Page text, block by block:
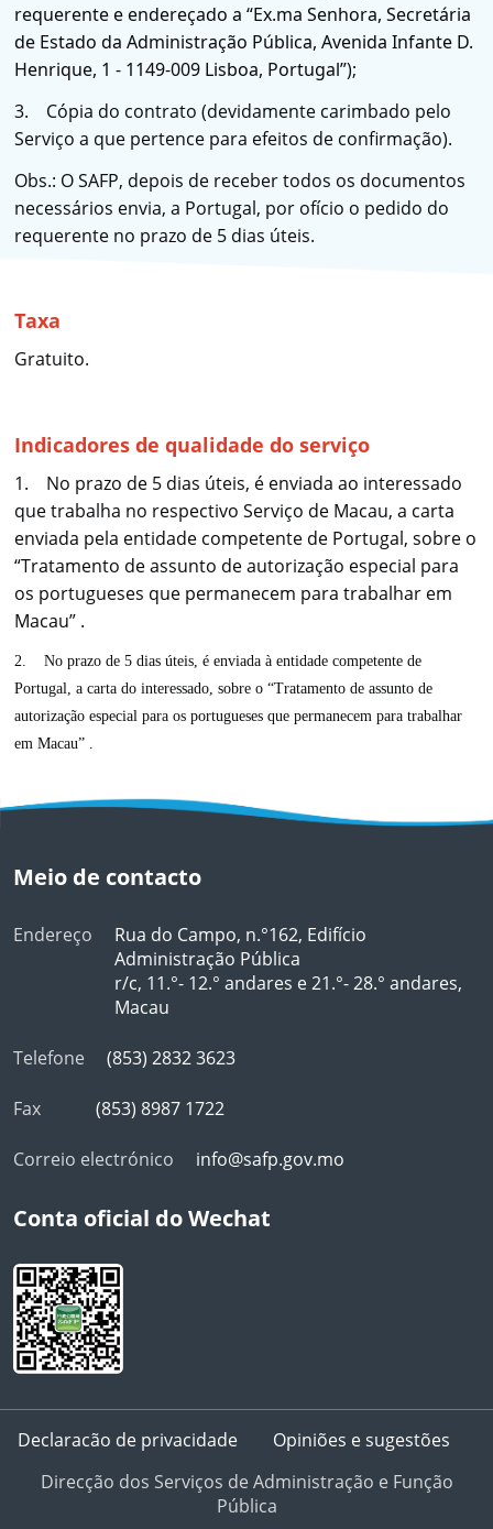
requerente e endereçado a “Ex.ma Senhora, Secretária
de Estado da Administração Pública, Avenida Infante D.
Henrique, 1 - 1149-009 Lisboa, Portugal”);
3. Cópia do contrato (devidamente carimbado pelo
Serviço a que pertence para efeitos de confirmação).
Obs.: O SAFP, depois de receber todos os documentos
necessários envia, a Portugal, por ofício o pedido do
requerente no prazo de 5 dias úteis.
Taxa
Gratuito.
Indicadores de qualidade do serviço
1. No prazo de 5 dias úteis, é enviada ao interessado
que trabalha no respectivo Serviço de Macau, a carta
enviada pela entidade competente de Portugal, sobre o
“Tratamento de assunto de autorização especial para
os portugueses que permanecem para trabalhar em
Macau” .
2. No prazo de 5 dias úteis, é enviada à entidade competente de
Portugal, a carta do interessado, sobre o “Tratamento de assunto de
autorização especial para os portugueses que permanecem para trabalhar
em Macau” .
Meio de contacto
Endereço
Rua do Campo, n.°162, Edifício
Administração Pública
r/c, 11.°- 12.° andares e 21.°- 28.° andares,
Macau
Telefone (853) 2832 3623
Fax (853) 8987 1722
Correio electrónico info@safp.gov.mo
Conta oficial do Wechat
Declaracão de privacidade
Opiniões e sugestões
Direcção dos Serviços de Administração e Função
Pública